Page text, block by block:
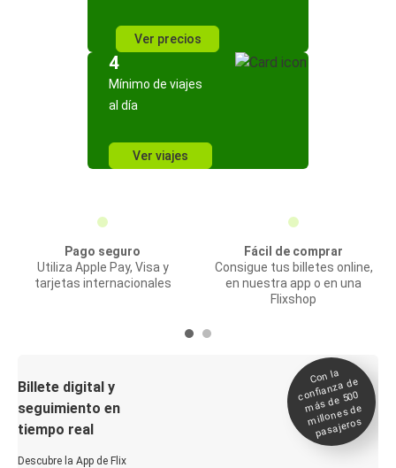
Ver precios
4
Mínimo de viajes
al día
Ver viajes
Pago seguro
Utiliza Apple Pay, Visa y
tarjetas internacionales
Fácil de comprar
Consigue tus billetes online,
en nuestra app o en una
Flixshop
Billete digital y
seguimiento en
tiempo real
Descubre la App de Flix
Con la
confianza de
más de 500
millones de
pasajeros